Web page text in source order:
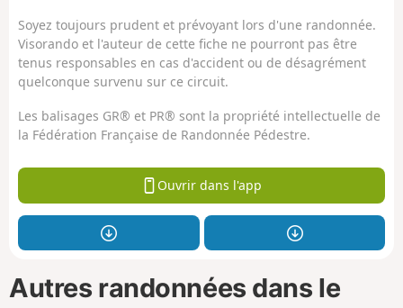
Soyez toujours prudent et prévoyant lors d'une randonnée.
Visorando et l'auteur de cette fiche ne pourront pas être
tenus responsables en cas d'accident ou de désagrément
quelconque survenu sur ce circuit.
Les balisages GR® et PR® sont la propriété intellectuelle de
la Fédération Française de Randonnée Pédestre.
Ouvrir dans l'app
Autres randonnées dans le